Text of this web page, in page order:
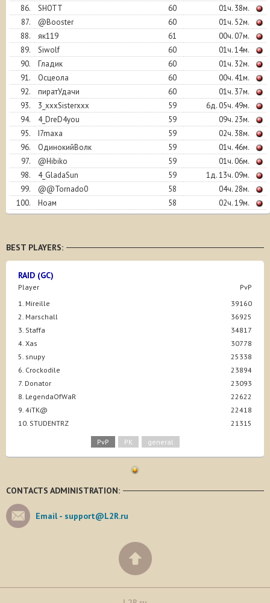
86.
SHOTT 60
01ч. 38м.
87.
@Booster 60
01ч. 52м.
88.
як119 61
00ч. 07м.
89.
Siwolf 60
01ч. 14м.
90.
Гладик 60
01ч. 32м.
91.
Осцеола 60
00ч. 41м.
92.
пиратУдачи 60
01ч. 37м.
93.
3_xxxSisterxxx 59
6д. 05ч. 49м.
94.
4_DreD4you 59
09ч. 23м.
95.
I7maxa 59
02ч. 38м.
96.
ОдинокийВолк 59
01ч. 46м.
97.
@Hibiko 59
01ч. 06м.
98.
4_GladaSun 59
1д. 13ч. 09м.
99.
@@Tornado0 58
04ч. 28м.
100.
Ноам 58 02ч. 19м.
BEST PLAYERS:
RAID (GC)
Player
PvP
1. Mireille
39160
2. Marschall
36925
3. Staffa
34817
4. Xas
30778
5. snupy
25338
6. Crockodile
23894
7. Donator
23093
8. LegendaOfWaR
22622
9. 4iTK@
22418
10. STUDENTRZ
21315
PvP PK general
CONTACTS ADMINISTRATION:
Email - support@L2R.ru